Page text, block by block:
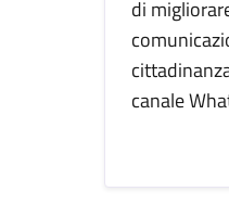
di
canale